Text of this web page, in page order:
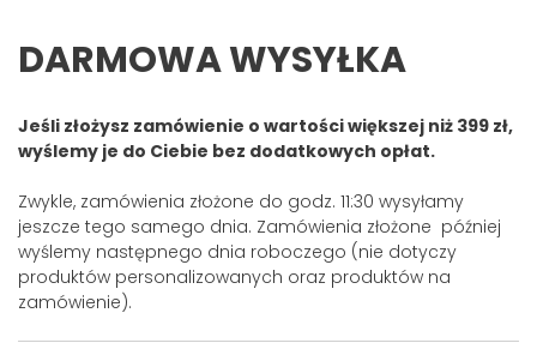
DARMOWA WYSYŁKA
Jeśli złożysz zamówienie o wartości większej niż 399 zł,
wyślemy je do Ciebie bez dodatkowych opłat.
Zwykle, zamówienia złożone do godz. 11:30 wysyłamy
jeszcze tego samego dnia. Zamówienia złożone później
wyślemy następnego dnia roboczego (nie dotyczy
produktów personalizowanych oraz produktów na
zamówienie).